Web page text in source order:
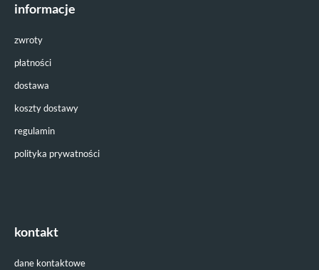
informacje
zwroty
płatności
dostawa
koszty dostawy
regulamin
polityka prywatności
kontakt
dane kontaktowe